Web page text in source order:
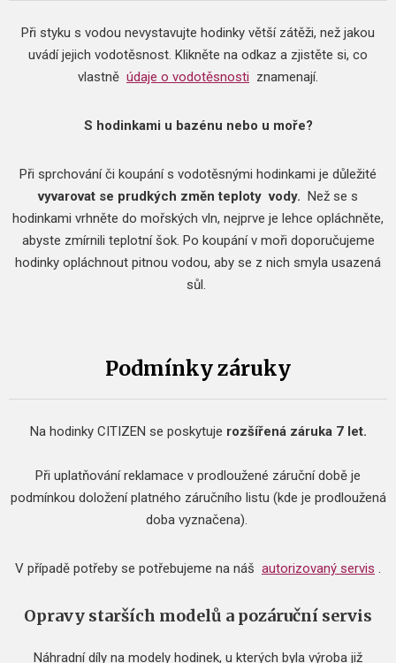
Při styku s vodou nevystavujte hodinky větší zátěži, než jakou
uvádí jejich vodotěsnost. Klikněte na odkaz a zjistěte si, co
vlastně údaje o vodotěsnosti znamenají.
S hodinkami u bazénu nebo u moře?
Při sprchování či koupání s vodotěsnými hodinkami je důležité
vyvarovat se prudkých změn teploty vody. Než se s
hodinkami vrhněte do mořských vln, nejprve je lehce opláchněte,
abyste zmírnili teplotní šok. Po koupání v moři doporučujeme
hodinky opláchnout pitnou vodou, aby se z nich smyla usazená
sůl.
Podmínky záruky
Na hodinky CITIZEN se poskytuje rozšířená záruka 7 let.
Při uplatňování reklamace v prodloužené záruční době je
podmínkou doložení platného záručního listu (kde je prodloužená
doba vyznačena).
V případě potřeby se potřebujeme na náš autorizovaný servis .
Opravy starších modelů a pozáruční servis
Náhradní díly na modely hodinek, u kterých byla výroba již